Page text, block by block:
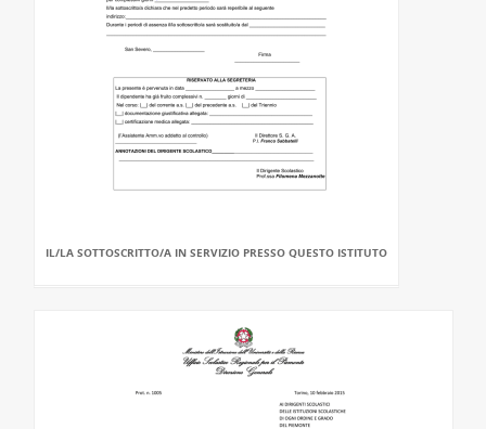
IL/LA SOTTOSCRITTO/A IN SERVIZIO PRESSO QUESTO ISTITUTO